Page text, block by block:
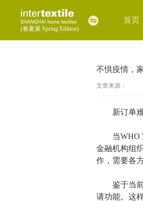
(春夏展 Spring Edition)
首页
不惧疫情，
文章来源：
新订单难
当WHO 宣
金融机构组
作，需要各
鉴于当前
请功能。这